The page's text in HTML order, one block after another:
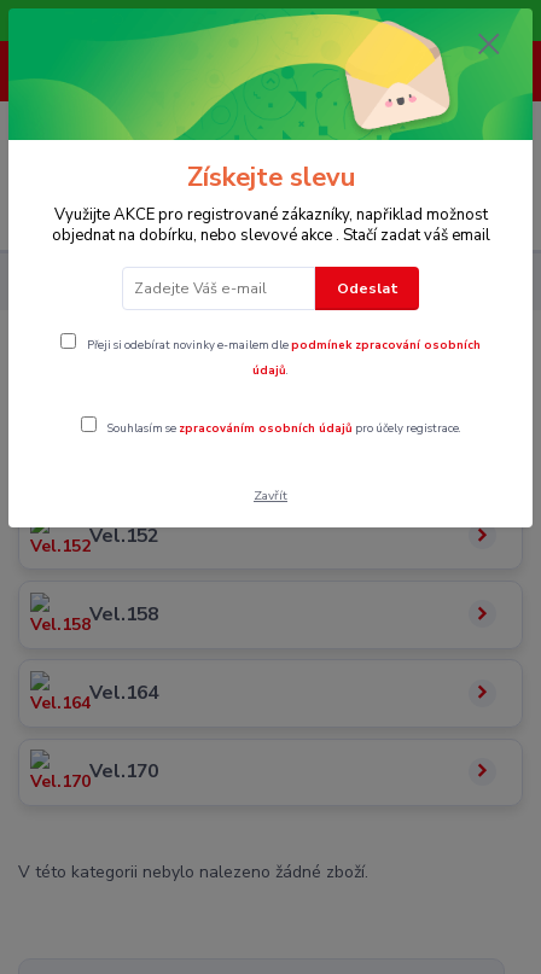
Vítáme Vás na našem e-shopu,. Stále doplňujeme nové produkty.
(Po-Pá, 8-16 hod.)
0 Kč
Oblečení pro slečny 146 - 170 Pyžama
Vel.152
Vel.158
Vel.164
Vel.170
V této kategorii nebylo nalezeno žádné zboží.
Získejte slevu
Využijte AKCE pro registrované zákazníky, napřiklad možnost
objednat na dobírku, nebo slevové akce . Stačí zadat váš email
Odeslat
Přeji si odebírat novinky e-mailem dlepodmínek zpracování osobních
údajů.
Souhlasím se zpracováním osobních údajů pro účely registrace.
Zavřít